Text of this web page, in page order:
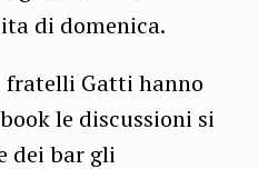
di domenica.
fratelli Gatti hanno
le discussioni si
dei bar gli